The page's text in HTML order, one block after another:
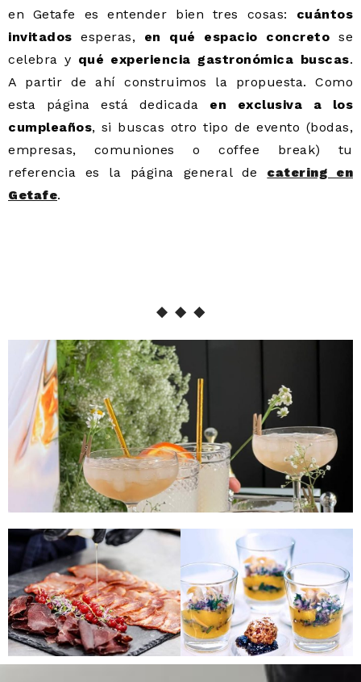
en Getafe es entender bien tres cosas: cuántos
invitados esperas, en qué espacio concreto se
celebra y qué experiencia gastronómica buscas.
A partir de ahí construimos la propuesta. Como
esta página está dedicada en exclusiva a los
cumpleaños, si buscas otro tipo de evento (bodas,
empresas, comuniones o coffee break) tu
referencia es la página general de catering en
Getafe.